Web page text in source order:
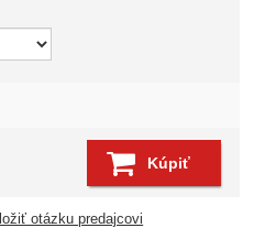
Kúpiť
otázku predajcovi